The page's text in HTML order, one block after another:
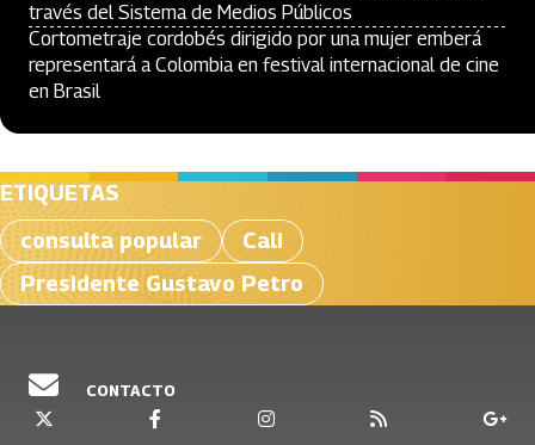
través del Sistema de Medios Públicos
Cortometraje cordobés dirigido por una mujer emberá
representará a Colombia en festival internacional de cine
en Brasil
ETIQUETAS
consulta popular
Cali
Presidente Gustavo Petro
CONTACTO